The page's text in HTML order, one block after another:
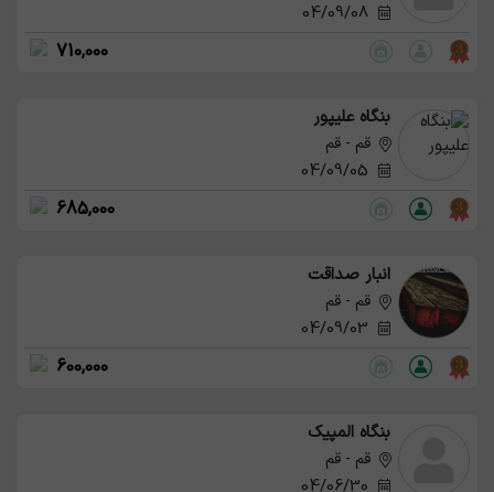
04/09/08
710,000
بنگاه علیپور
قم - قم
685,000
انبار صداقت
قم - قم
600,000
بنگاه المپیک
قم - قم